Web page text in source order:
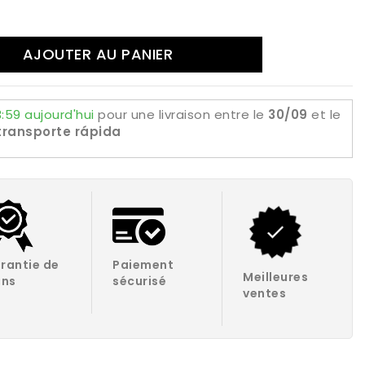
AJOUTER AU PANIER
aujourd'hui pour une livraison entre le 30/09 et le
rápida
de
Paiement
sécurisé
Meilleures
ventes